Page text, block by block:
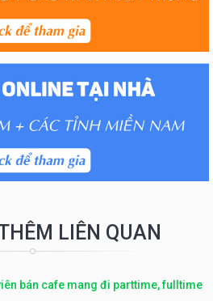
LIÊN QUAN
bán cafe mang đi parttime, fulltime